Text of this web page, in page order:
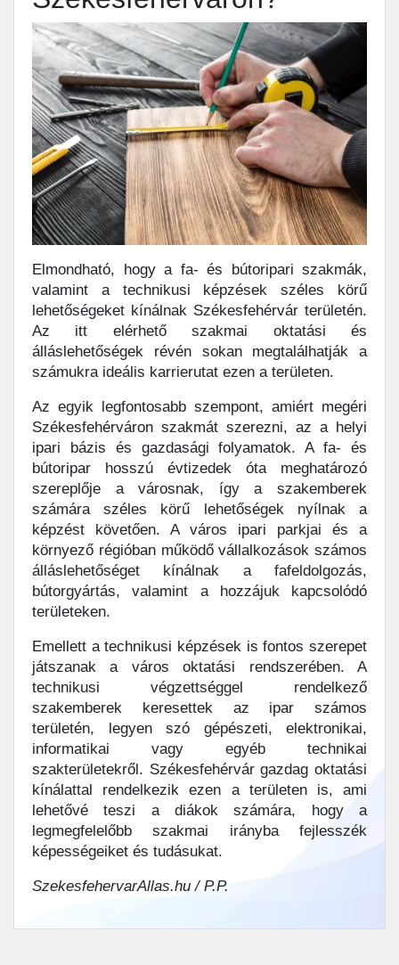
Elmondható, hogy a fa- és bútoripari szakmák,
valamint a technikusi képzések széles körű
lehetőségeket kínálnak Székesfehérvár területén.
Az itt elérhető szakmai oktatási és
álláslehetőségek révén sokan megtalálhatják a
számukra ideális karrierutat ezen a területen.
Az egyik legfontosabb szempont, amiért megéri
Székesfehérváron szakmát szerezni, az a helyi
ipari bázis és gazdasági folyamatok. A fa- és
bútoripar hosszú évtizedek óta meghatározó
szereplője a városnak, így a szakemberek
számára széles körű lehetőségek nyílnak a
képzést követően. A város ipari parkjai és a
környező régióban működő vállalkozások számos
álláslehetőséget kínálnak a fafeldolgozás,
bútorgyártás, valamint a hozzájuk kapcsolódó
területeken.
Emellett a technikusi képzések is fontos szerepet
játszanak a város oktatási rendszerében. A
technikusi végzettséggel rendelkező
szakemberek keresettek az ipar számos
területén, legyen szó gépészeti, elektronikai,
informatikai vagy egyéb technikai
szakterületekről. Székesfehérvár gazdag oktatási
kínálattal rendelkezik ezen a területen is, ami
lehetővé teszi a diákok számára, hogy a
legmegfelelőbb szakmai irányba fejlesszék
képességeiket és tudásukat.
SzekesfehervarAllas.hu / P.P.